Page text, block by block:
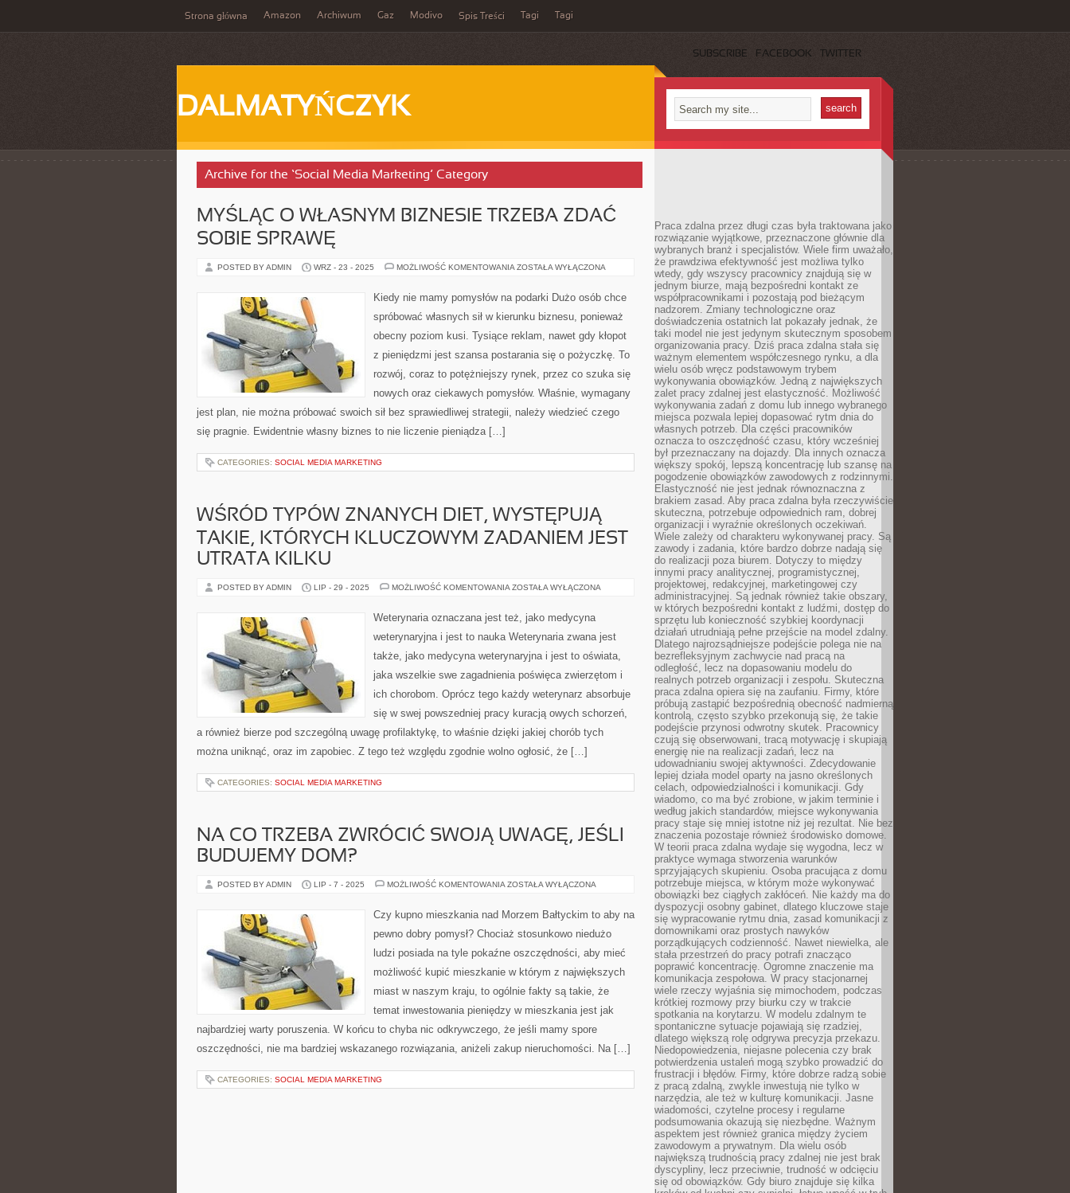
Strona główna Amazon Archiwum Gaz Modivo Spis Treści Tagi Tagi
SUBSCRIBE FACEBOOK TWITTER
DALMATYŃCZYK
Archive for the ‘Social Media Marketing’ Category
MYŚLĄC O WŁASNYM BIZNESIE TRZEBA ZDAĆ
SOBIE SPRAWĘ
POSTED BY ADMIN WRZ - 23 - 2025 MOŻLIWOŚĆ KOMENTOWANIA MYŚLĄC
BIZNESIE
TRZEBA
SOBIE
ZOSTAŁA WYŁĄCZONA
Kiedy nie mamy pomysłów na podarki Dużo osób chce
spróbować własnych sił w kierunku biznesu, ponieważ
obecny poziom kusi. Tysiące reklam, nawet gdy kłopot
z pieniędzmi jest szansa postarania się o pożyczkę. To
rozwój, coraz to potężniejszy rynek, przez co szuka się
nowych oraz ciekawych pomysłów. Właśnie, wymagany
jest plan, nie można próbować swoich sił bez sprawiedliwej strategii, należy wiedzieć czego
się pragnie. Ewidentnie własny biznes to nie liczenie pieniądza […]
CATEGORIES: SOCIAL MEDIA MARKETING
WŚRÓD TYPÓW ZNANYCH DIET, WYSTĘPUJĄ
TAKIE, KTÓRYCH KLUCZOWYM ZADANIEM JEST
UTRATA KILKU
POSTED BY ADMIN LIP - 29 - 2025 MOŻLIWOŚĆ KOMENTOWANIA WŚRÓD
DIET,
WYSTĘPUJĄ
KTÓRYCH
ZADANIEM
UTRATA
KILKU
ZOSTAŁA WYŁĄCZONA
Weterynaria oznaczana jest też, jako medycyna
weterynaryjna i jest to nauka Weterynaria zwana jest
także, jako medycyna weterynaryjna i jest to oświata,
jaka wszelkie swe zagadnienia poświęca zwierzętom i
ich chorobom. Oprócz tego każdy weterynarz absorbuje
się w swej powszedniej pracy kuracją owych schorzeń,
a również bierze pod szczególną uwagę profilaktykę, to właśnie dzięki jakiej chorób tych
można uniknąć, oraz im zapobiec. Z tego też względu zgodnie wolno ogłosić, że […]
CATEGORIES: SOCIAL MEDIA MARKETING
NA CO TRZEBA ZWRÓCIĆ SWOJĄ UWAGĘ, JEŚLI
BUDUJEMY DOM?
POSTED BY ADMIN LIP - 7 - 2025 MOŻLIWOŚĆ KOMENTOWANIA NA
ZWRÓCIĆ
SWOJĄ
JEŚLI
DOM?
ZOSTAŁA WYŁĄCZONA
Czy kupno mieszkania nad Morzem Bałtyckim to aby na
pewno dobry pomysł? Chociaż stosunkowo niedużo
ludzi posiada na tyle pokaźne oszczędności, aby mieć
możliwość kupić mieszkanie w którym z największych
miast w naszym kraju, to ogólnie fakty są takie, że
temat inwestowania pieniędzy w mieszkania jest jak
najbardziej warty poruszenia. W końcu to chyba nic odkrywczego, że jeśli mamy spore
oszczędności, nie ma bardziej wskazanego rozwiązania, aniżeli zakup nieruchomości. Na […]
CATEGORIES: SOCIAL MEDIA MARKETING
Praca zdalna przez długi czas była traktowana jako
rozwiązanie wyjątkowe, przeznaczone głównie dla
wybranych branż i specjalistów. Wiele firm uważało,
że prawdziwa efektywność jest możliwa tylko
wtedy, gdy wszyscy pracownicy znajdują się w
jednym biurze, mają bezpośredni kontakt ze
współpracownikami i pozostają pod bieżącym
nadzorem. Zmiany technologiczne oraz
doświadczenia ostatnich lat pokazały jednak, że
taki model nie jest jedynym skutecznym sposobem
organizowania pracy. Dziś praca zdalna stała się
ważnym elementem współczesnego rynku, a dla
wielu osób wręcz podstawowym trybem
wykonywania obowiązków. Jedną z największych
zalet pracy zdalnej jest elastyczność. Możliwość
wykonywania zadań z domu lub innego wybranego
miejsca pozwala lepiej dopasować rytm dnia do
własnych potrzeb. Dla części pracowników
oznacza to oszczędność czasu, który wcześniej
był przeznaczany na dojazdy. Dla innych oznacza
większy spokój, lepszą koncentrację lub szansę na
pogodzenie obowiązków zawodowych z rodzinnymi.
Elastyczność nie jest jednak równoznaczna z
brakiem zasad. Aby praca zdalna była rzeczywiście
skuteczna, potrzebuje odpowiednich ram, dobrej
organizacji i wyraźnie określonych oczekiwań.
Wiele zależy od charakteru wykonywanej pracy. Są
zawody i zadania, które bardzo dobrze nadają się
do realizacji poza biurem. Dotyczy to między
innymi pracy analitycznej, programistycznej,
projektowej, redakcyjnej, marketingowej czy
administracyjnej. Są jednak również takie obszary,
w których bezpośredni kontakt z ludźmi, dostęp do
sprzętu lub konieczność szybkiej koordynacji
działań utrudniają pełne przejście na model zdalny.
Dlatego najrozsądniejsze podejście polega nie na
bezrefleksyjnym zachwycie nad pracą na
odległość, lecz na dopasowaniu modelu do
realnych potrzeb organizacji i zespołu. Skuteczna
praca zdalna opiera się na zaufaniu. Firmy, które
próbują zastąpić bezpośrednią obecność nadmierną
kontrolą, często szybko przekonują się, że takie
podejście przynosi odwrotny skutek. Pracownicy
czują się obserwowani, tracą motywację i skupiają
energię nie na realizacji zadań, lecz na
udowadnianiu swojej aktywności. Zdecydowanie
lepiej działa model oparty na jasno określonych
celach, odpowiedzialności i komunikacji. Gdy
wiadomo, co ma być zrobione, w jakim terminie i
według jakich standardów, miejsce wykonywania
pracy staje się mniej istotne niż jej rezultat. Nie bez
znaczenia pozostaje również środowisko domowe.
W teorii praca zdalna wydaje się wygodna, lecz w
praktyce wymaga stworzenia warunków
sprzyjających skupieniu. Osoba pracująca z domu
potrzebuje miejsca, w którym może wykonywać
obowiązki bez ciągłych zakłóceń. Nie każdy ma do
dyspozycji osobny gabinet, dlatego kluczowe staje
się wypracowanie rytmu dnia, zasad komunikacji z
domownikami oraz prostych nawyków
porządkujących codzienność. Nawet niewielka, ale
stała przestrzeń do pracy potrafi znacząco
poprawić koncentrację. Ogromne znaczenie ma
komunikacja zespołowa. W pracy stacjonarnej
wiele rzeczy wyjaśnia się mimochodem, podczas
krótkiej rozmowy przy biurku czy w trakcie
spotkania na korytarzu. W modelu zdalnym te
spontaniczne sytuacje pojawiają się rzadziej,
dlatego większą rolę odgrywa precyzja przekazu.
Niedopowiedzenia, niejasne polecenia czy brak
potwierdzenia ustaleń mogą szybko prowadzić do
frustracji i błędów. Firmy, które dobrze radzą sobie
z pracą zdalną, zwykle inwestują nie tylko w
narzędzia, ale też w kulturę komunikacji. Jasne
wiadomości, czytelne procesy i regularne
podsumowania okazują się niezbędne. Ważnym
aspektem jest również granica między życiem
zawodowym a prywatnym. Dla wielu osób
największą trudnością pracy zdalnej nie jest brak
dyscypliny, lecz przeciwnie, trudność w odcięciu
się od obowiązków. Gdy biuro znajduje się kilka